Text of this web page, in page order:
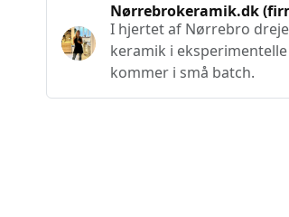
Nørrebrokeramik.dk
I hjertet af Nørrebro
keramik i
kommer i små batch.